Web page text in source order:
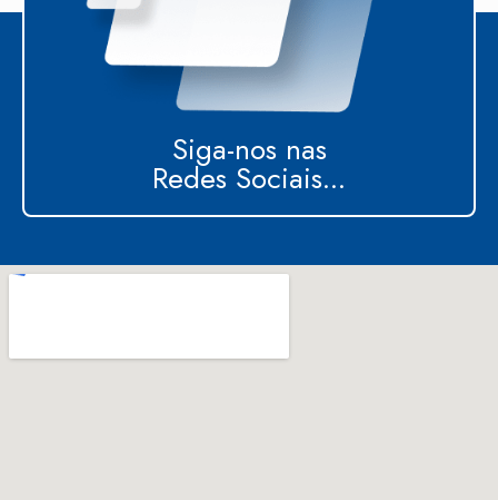
Siga-nos nas
Redes Sociais...